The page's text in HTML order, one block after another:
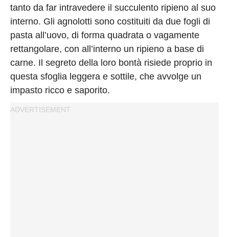
tanto da far intravedere il succulento ripieno al suo
interno. Gli agnolotti sono costituiti da due fogli di
pasta all’uovo, di forma quadrata o vagamente
rettangolare, con all’interno un ripieno a base di
carne. Il segreto della loro bontà risiede proprio in
questa sfoglia leggera e sottile, che avvolge un
impasto ricco e saporito.